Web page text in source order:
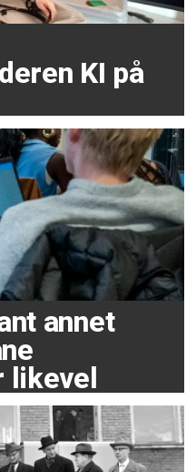
KI på
annet